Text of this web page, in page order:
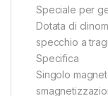
Speciale per
Dotata di
specchio a
Specifica
Singolo